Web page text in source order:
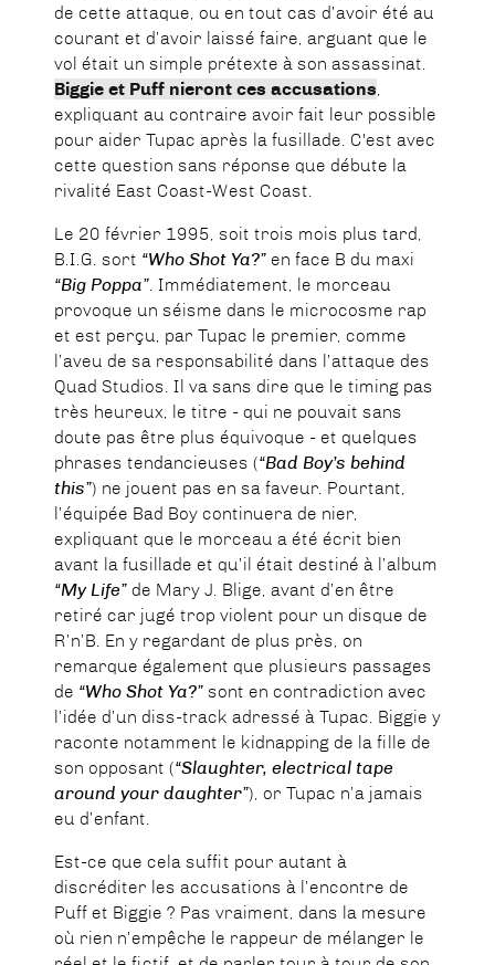
de cette attaque, ou en tout cas d’avoir été au
courant et d’avoir laissé faire, arguant que le
vol était un simple prétexte à son assassinat.
Biggie et Puff nieront ces accusations,
expliquant au contraire avoir fait leur possible
pour aider Tupac après la fusillade. C'est avec
cette question sans réponse que débute la
rivalité East Coast-West Coast.
Le 20 février 1995, soit trois mois plus tard,
B.I.G. sort “Who Shot Ya?” en face B du maxi
“Big Poppa”. Immédiatement, le morceau
provoque un séisme dans le microcosme rap
et est perçu, par Tupac le premier, comme
l’aveu de sa responsabilité dans l’attaque des
Quad Studios. Il va sans dire que le timing pas
très heureux, le titre - qui ne pouvait sans
doute pas être plus équivoque - et quelques
phrases tendancieuses (“Bad Boy’s behind
this”) ne jouent pas en sa faveur. Pourtant,
l’équipée Bad Boy continuera de nier,
expliquant que le morceau a été écrit bien
avant la fusillade et qu’il était destiné à l’album
“My Life” de Mary J. Blige, avant d’en être
retiré car jugé trop violent pour un disque de
R’n’B. En y regardant de plus près, on
remarque également que plusieurs passages
de “Who Shot Ya?” sont en contradiction avec
l’idée d’un diss-track adressé à Tupac. Biggie y
raconte notamment le kidnapping de la fille de
son opposant (“Slaughter, electrical tape
around your daughter”), or Tupac n’a jamais
eu d’enfant.
Est-ce que cela suffit pour autant à
discréditer les accusations à l’encontre de
Puff et Biggie ? Pas vraiment, dans la mesure
où rien n’empêche le rappeur de mélanger le